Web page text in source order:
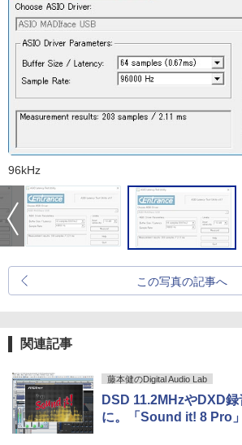
96kHz
この写真の記事へ
関連記事
藤本健のDigital Audio Lab
DSD 11.2MHzやDXD
に。「Sound it! 8 Pro